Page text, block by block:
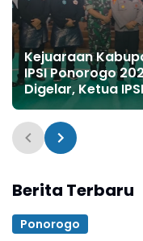
Kejuaraan
IPSI Ponorogo
Digelar, Ketua
Junjung
“Bertanding
Hormat, Menang
Bermartabat”
Berita Terbaru
Ponorogo